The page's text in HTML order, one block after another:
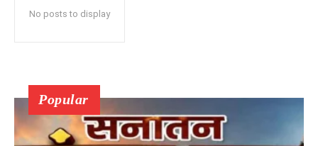
No posts to display
Popular